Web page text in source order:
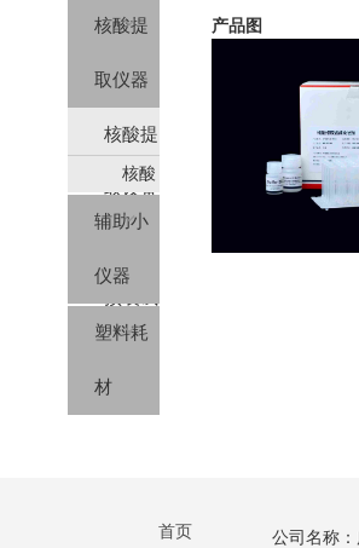
核酸提
取仪器
核酸提
取设备
核酸
提取
预装
辅助小
仪器
塑料耗
材
产品图
首页 公司名称